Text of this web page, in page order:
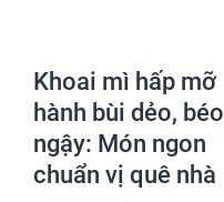
Khoai mì hấp mỡ
hành bùi dẻo, béo
ngậy: Món ngon
chuẩn vị quê nhà